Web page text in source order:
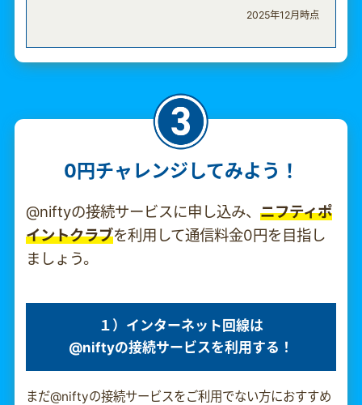
2025年12月時点
0円チャレンジしてみよう！
@niftyの接続サービスに申し込み、 ニフティポ
イントクラブを利用して通信料金0円を目指し
ましょう。
１）インターネット回線は
@niftyの接続サービスを利用する！
まだ@niftyの接続サービスをご利用でない方におすすめ